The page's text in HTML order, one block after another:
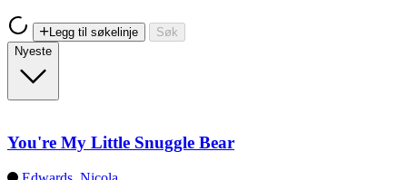
Legg til søkelinje
Søk
Nyeste
You're My Little Snuggle Bear